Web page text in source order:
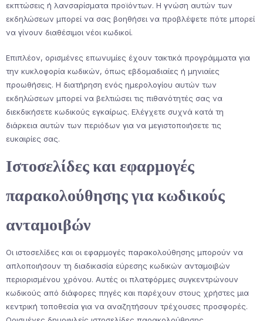
εκπτώσεις ή λανσαρίσματα προϊόντων. Η γνώση αυτών των
εκδηλώσεων μπορεί να σας βοηθήσει να προβλέψετε πότε μπορεί
να γίνουν διαθέσιμοι νέοι κωδικοί.
Επιπλέον, ορισμένες επωνυμίες έχουν τακτικά προγράμματα για
την κυκλοφορία κωδικών, όπως εβδομαδιαίες ή μηνιαίες
προωθήσεις. Η διατήρηση ενός ημερολογίου αυτών των
εκδηλώσεων μπορεί να βελτιώσει τις πιθανότητές σας να
διεκδικήσετε κωδικούς εγκαίρως. Ελέγχετε συχνά κατά τη
διάρκεια αυτών των περιόδων για να μεγιστοποιήσετε τις
ευκαιρίες σας.
Ιστοσελίδες και εφαρμογές
παρακολούθησης για κωδικούς
ανταμοιβών
Οι ιστοσελίδες και οι εφαρμογές παρακολούθησης μπορούν να
απλοποιήσουν τη διαδικασία εύρεσης κωδικών ανταμοιβών
περιορισμένου χρόνου. Αυτές οι πλατφόρμες συγκεντρώνουν
κωδικούς από διάφορες πηγές και παρέχουν στους χρήστες μια
κεντρική τοποθεσία για να αναζητήσουν τρέχουσες προσφορές.